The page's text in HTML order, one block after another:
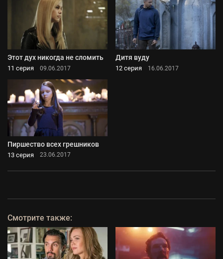
Этот дух никогда не сломить
11 серия 09.06.2017
Дитя вуду
12 серия 16.06.2017
Пиршество всех грешников
13 серия 23.06.2017
Смотрите также: